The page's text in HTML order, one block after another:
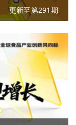
更新至第291期